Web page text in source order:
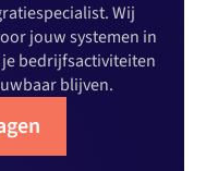
Wij
jouw systemen in
bedrijfsactiviteiten
blijven.